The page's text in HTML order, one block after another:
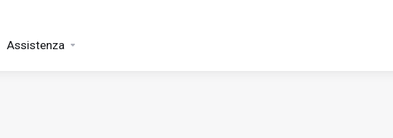
Assistenza